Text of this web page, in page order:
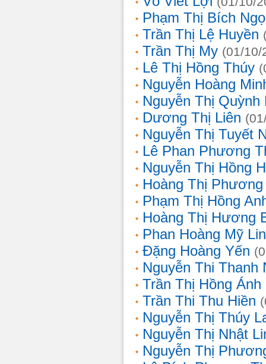
Phạm Thị Bích
Trần Thị Lệ Huyền
Trần Thị My (01/10/
Lê Thị Hồng Thúy
Nguyễn Hoàng
Nguyễn Thị Quỳnh
Dương Thị Liên
Nguyễn Thị Tuyết
Lê Phan Phương
Nguyễn Thị Hồng
Hoàng Thị Phương
Phạm Thị Hồng
Hoàng Thị Hương
Phan Hoàng Mỹ
Đặng Hoàng Yến
Nguyễn Thi Thanh
Trần Thị Hồng Ánh
Trần Thi Thu Hiền
Nguyễn Thị Thúy
Nguyễn Thị Nhật
Nguyễn Thị